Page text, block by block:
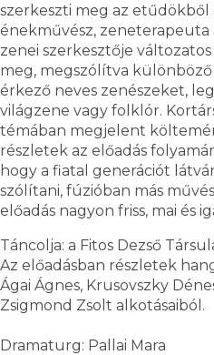
szerkeszti meg az etűdökből
énekművész, zeneterapeuta
zenei szerkesztője
meg, megszólítva
érkező neves zenészeket,
világzene vagy folklór.
témában megjelent
részletek az előadás
hogy a fiatal generációt
szólítani, fúzióban más
előadás nagyon friss, mai és
Táncolja: a Fitos Dezső
Az előadásban részletek
Ágai Ágnes, Krusovszky
Zsigmond Zsolt alkotásaiból.
Dramaturg: Pallai Mara